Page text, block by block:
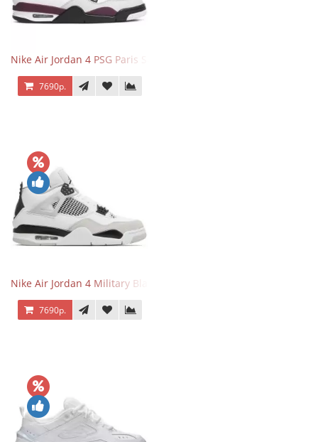
Nike Air Jordan 4 PSG Paris Saint Germain
7690р.
Nike Air Jordan 4 Military Black
7690р.